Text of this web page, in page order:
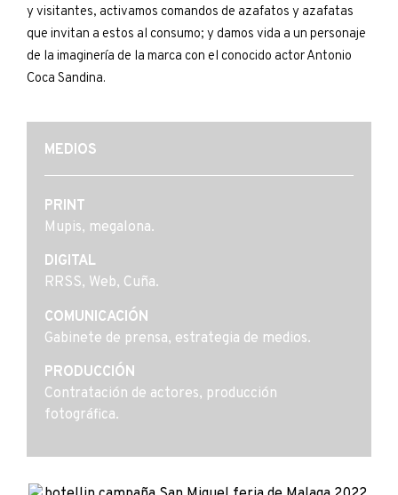
y visitantes, activamos comandos de azafatos y azafatas
que invitan a estos al consumo; y damos vida a un personaje
de la imaginería de la marca con el conocido actor Antonio
Coca Sandina.
MEDIOS
PRINT
Mupis, megalona.
DIGITAL
RRSS, Web, Cuña.
COMUNICACIÓN
Gabinete de prensa, estrategia de medios.
PRODUCCIÓN
Contratación de actores, producción
fotográfica.